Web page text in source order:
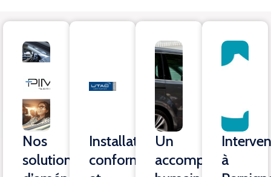
Nos
solutions
Installation
conforme
Un
accompagnement
à